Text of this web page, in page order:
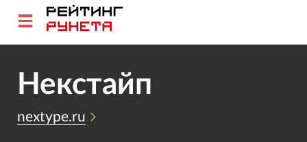
Некстайп
nextype.ru